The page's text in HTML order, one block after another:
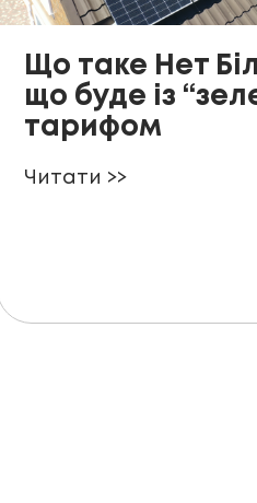
Що таке Нет
що буде із
тарифом
Читати >>